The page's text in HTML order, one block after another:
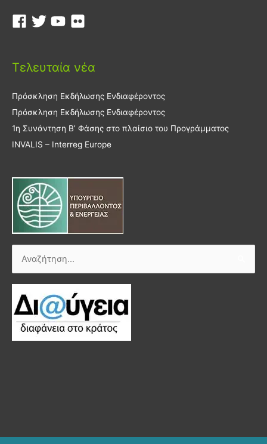
Τελευταία νέα
Πρόσκληση Εκδήλωσης Ενδιαφέροντος
Πρόσκληση Εκδήλωσης Ενδιαφέροντος
1η Συνάντηση Β’ Φάσης στο πλαίσιο του Προγράμματος
INVALIS – Interreg Europe
Αναζήτηση